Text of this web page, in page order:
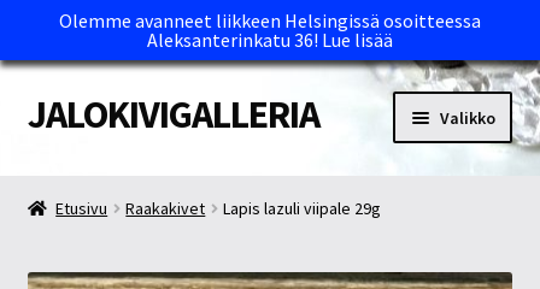
Olemme avanneet liikkeen Helsingissä osoitteessa
Aleksanterinkatu 36! Lue lisää
Siirry
navigointiin
Siirry
sisältöön
JALOKIVIGALLERIA Valikko
Etusivu Raakakivet Lapis lazuli viipale 29g